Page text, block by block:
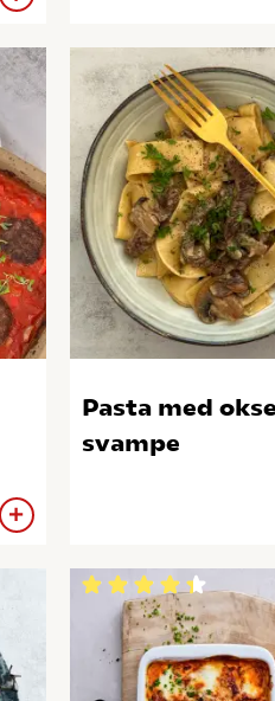
Pasta med
svampe